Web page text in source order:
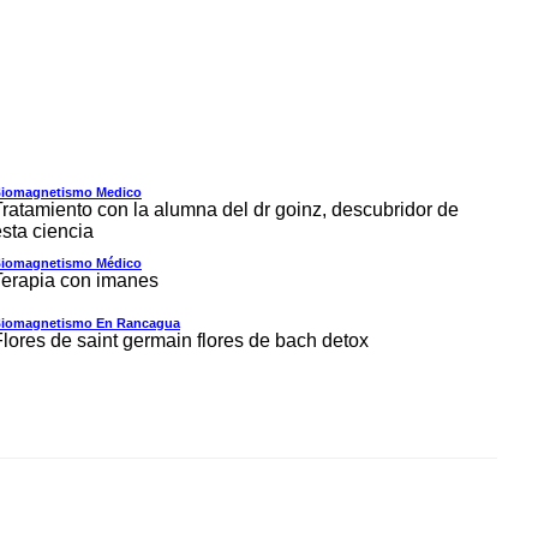
Medico
con la alumna del dr goinz, descubridor de
ciencia
Médico
con imanes
En Rancagua
de saint germain flores de bach detox